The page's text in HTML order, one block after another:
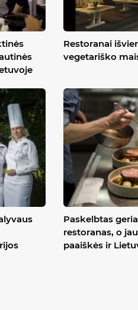
Restoranai
vegetariško
Paskelbtas
restoranas, o
paaiškės ir